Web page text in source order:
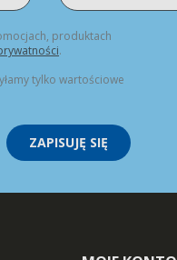
produktach
.
tylko wartościowe
ZAPISUJĘ SIĘ